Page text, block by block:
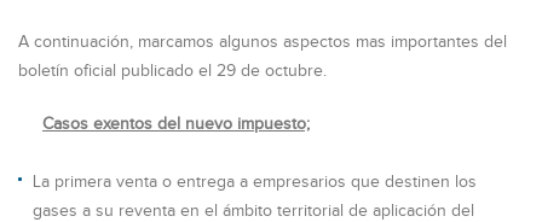
A continuación, marcamos algunos aspectos mas importantes del
boletín oficial publicado el 29 de octubre.
Casos exentos del nuevo impuesto;
La primera venta o entrega a empresarios que destinen los
gases a su reventa en el ámbito territorial de aplicación del